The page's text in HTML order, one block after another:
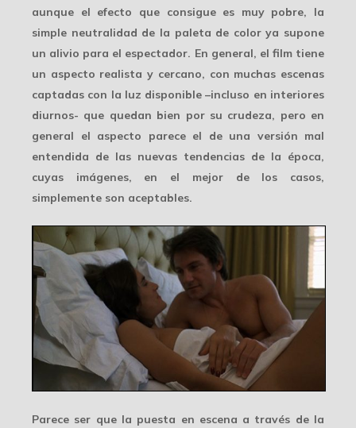
aunque el efecto que consigue es muy pobre, la
simple neutralidad de la paleta de color ya supone
un alivio para el espectador. En general, el film tiene
un aspecto realista y cercano, con muchas escenas
captadas con la luz disponible –incluso en interiores
diurnos- que quedan bien por su crudeza, pero en
general el aspecto parece el de una versión mal
entendida de las nuevas tendencias de la época,
cuyas imágenes, en el mejor de los casos,
simplemente son aceptables.
Parece ser que la puesta en escena a través de la